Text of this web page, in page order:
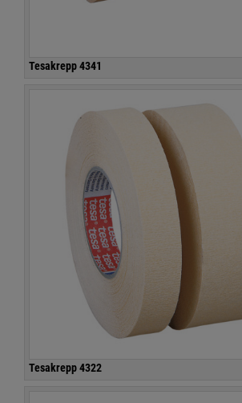
Tesakrepp 4341
Tesakrepp 4322